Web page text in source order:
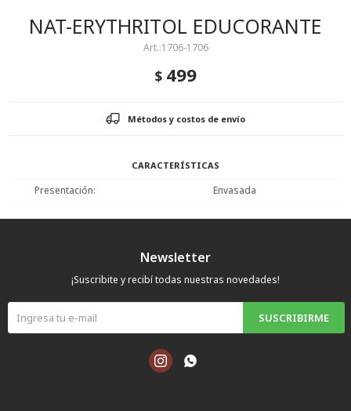
NAT-ERYTHRITOL EDUCORANTE
1706-1706
$ 499
Métodos y costos de envío
CARACTERÍSTICAS
Presentación Envasada
Newsletter
¡Suscribite y recibí todas nuestras novedades!
SUSCRIBIRME
 